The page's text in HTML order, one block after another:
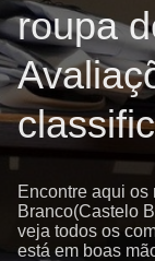
roupa
Encontre aqui
Branco(Castelo
veja todos os
está em boas